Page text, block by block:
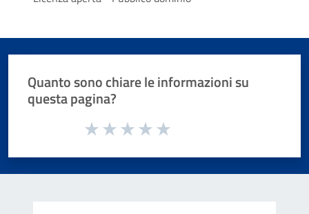
Quanto sono chiare le informazioni su
questa pagina?
Valuta da 1 a 5 stelle la pagina